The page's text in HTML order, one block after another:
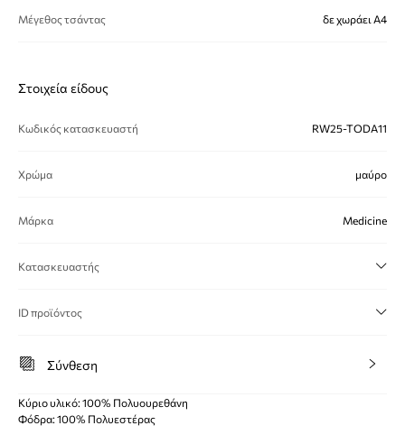
Μέγεθος τσάντας δε χωράει Α4
Στοιχεία είδους
Κωδικός κατασκευαστή RW25-TODA11
Χρώμα μαύρο
Μάρκα Medicine
Κατασκευαστής
ID προϊόντος
Σύνθεση
Κύριο υλικό: 100% Πολυουρεθάνη
Φόδρα: 100% Πολυεστέρας